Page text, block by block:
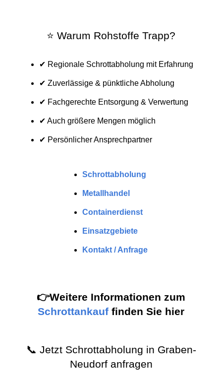
⭐ Warum Rohstoffe Trapp?
✔ Regionale Schrottabholung mit Erfahrung
✔ Zuverlässige & pünktliche Abholung
✔ Fachgerechte Entsorgung & Verwertung
✔ Auch größere Mengen möglich
✔ Persönlicher Ansprechpartner
Schrottabholung
Metallhandel
Containerdienst
Einsatzgebiete
Kontakt / Anfrage
👉Weitere Informationen zum
Schrottankauf finden Sie hier
📞 Jetzt Schrottabholung in Graben-
Neudorf anfragen